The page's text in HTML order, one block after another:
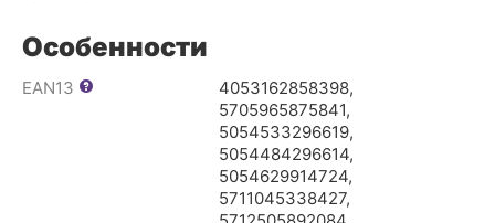
Особенности
EAN13
4053162858398,
5705965875841,
5054533296619,
5054484296614,
5054629914724,
5711045338427,